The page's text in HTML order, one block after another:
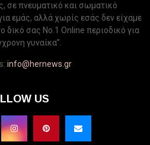
σε πνευματικό και σωματικό
εμάς, αλλά χωρίς εσάς δεν είχαμε
δικό σας Νo.1 Online περιοδικό για
γυναίκα”.
info@hernews.gr
US